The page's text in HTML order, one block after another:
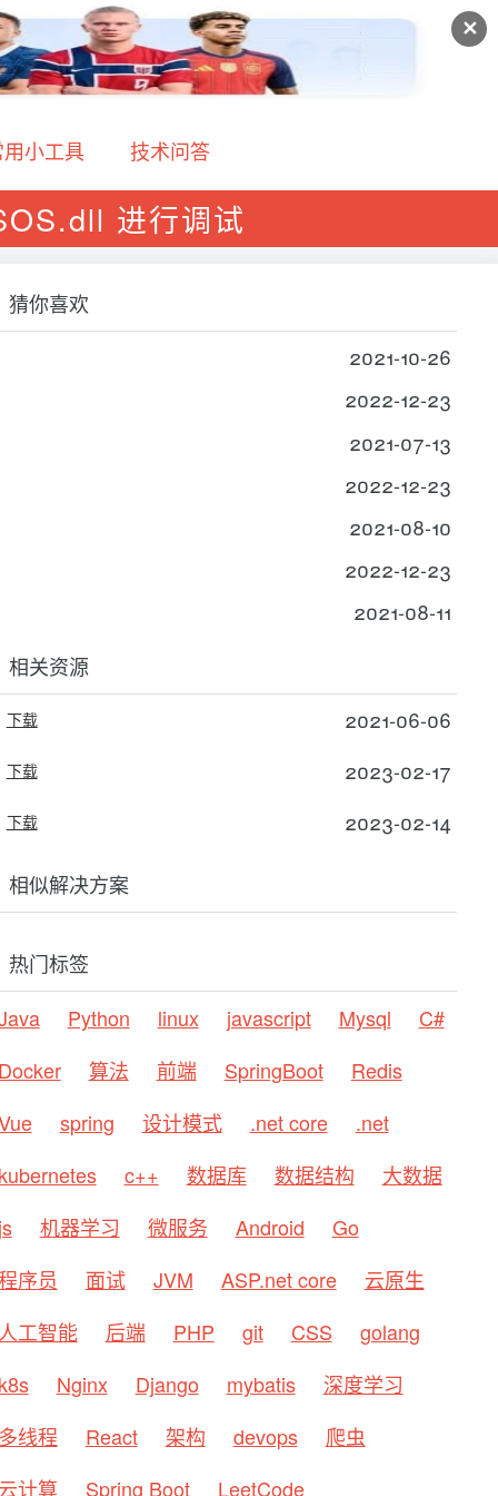
✕
小工具 技术问答
进行调试
猜你喜欢
2021-10-26
2022-12-23
2021-07-13
2022-12-23
2021-08-10
2022-12-23
2021-08-11
相关资源
下载 2021-06-06
下载 2023-02-17
下载 2023-02-14
相似解决方案
热门标签
Python linux javascript Mysql
C#
算法 前端 SpringBoot
Redis
spring 设计模式 .net core
.net
c++ 数据库 数据结构
大数据
机器学习 微服务 Android
Go
序员
面试 JVM ASP.net core
云原生
工智能
后端 PHP git CSS
golang
Nginx Django mybatis
深度学习
线程
React 架构 devops
爬虫
计算
Spring Boot LeetCode